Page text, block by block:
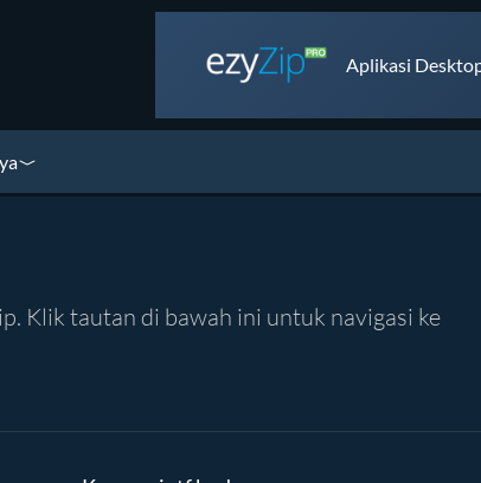
Aplikasi
Klik tautan di bawah ini untuk navigasi ke